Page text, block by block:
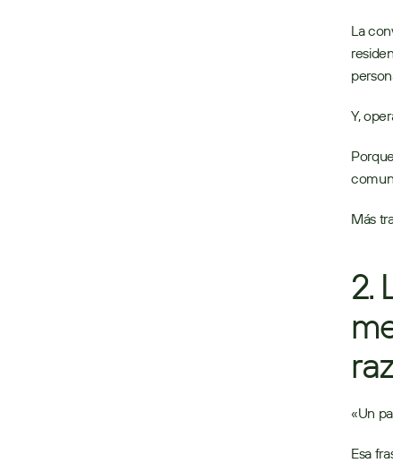
La
Y,
Más
2.
«Un
Esa